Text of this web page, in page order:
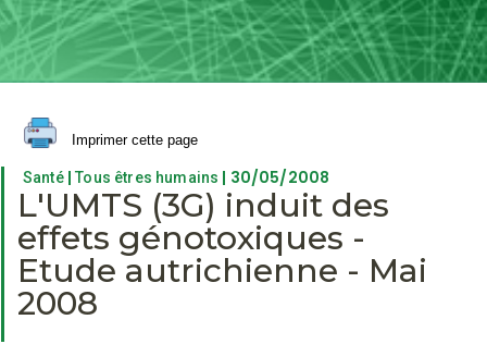
Imprimer cette page
Santé|Tous êtres humains | 30/05/2008
L'UMTS (3G) induit des
effets génotoxiques -
Etude autrichienne - Mai
2008